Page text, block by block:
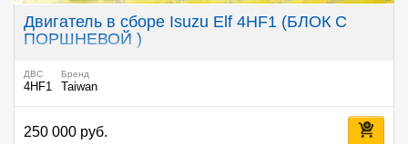
Двигатель в сборе Isuzu Elf 4HF1 (БЛОК С
ПОРШНЕВОЙ )
ДВС
4HF1
Бренд
Taiwan
250 000 руб.